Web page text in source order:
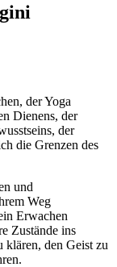
der Yoga
Dienens, der
der
die Grenzen des
und
Weg
Erwachen
Zustände ins
klären, den Geist zu